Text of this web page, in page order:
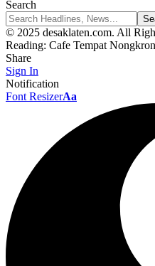
Search
© 2025 desaklaten.com. All
Reading: Cafe Tempat
Share
Sign In
Notification
Font ResizerAa